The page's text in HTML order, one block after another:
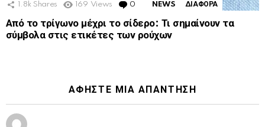
1.8k Shares 169 Views 0 Comments
NEWS ΔΙΑΦΟΡΑ
Από το τρίγωνο μέχρι το σίδερο: Τι σημαίνουν τα
σύμβολα στις ετικέτες των ρούχων
ΑΦΉΣΤΕ ΜΙΑ ΑΠΆΝΤΗΣΗ